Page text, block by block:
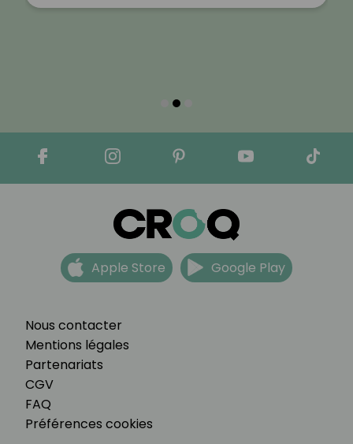
Nous contacter
Mentions légales
Partenariats
CGV
FAQ
Préférences cookies
Apple Store Google Play